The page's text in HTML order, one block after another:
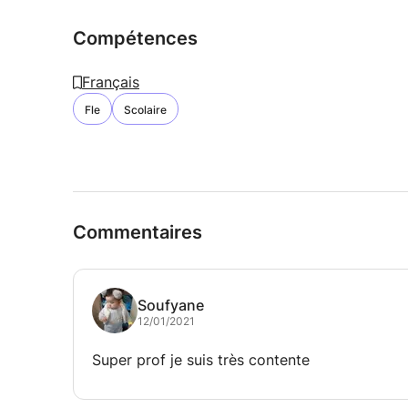
Compétences
Français
Fle Scolaire
Commentaires
Soufyane
12/01/2021
Super prof je suis très contente